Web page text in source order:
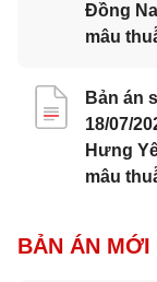
Đồng
mâu
Bản án
18/07/
Hưng
mâu
BẢN ÁN MỚI